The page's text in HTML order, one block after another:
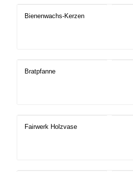
Bienenwachs-Kerzen
Bratpfanne
Fairwerk Holzvase